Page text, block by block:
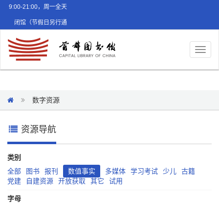
9:00-21:00，周一全天
闭馆（节假日另行通
数字资源
资源导航
类别
全部
图书 报刊 数值事实 多媒体 学习考试 少儿
古籍
党建
自建资源 开放获取 其它 试用
字母